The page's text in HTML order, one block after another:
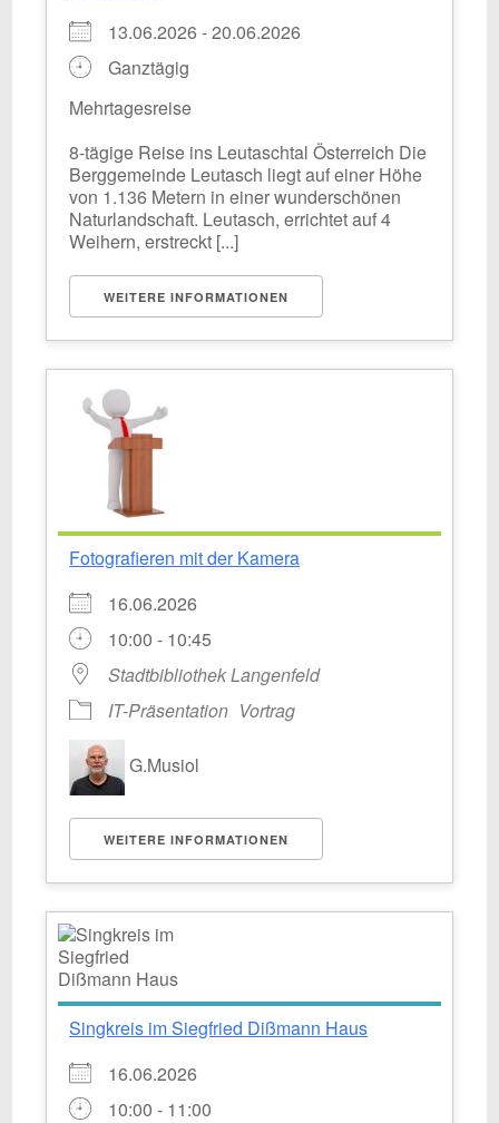
13.06.2026 - 20.06.2026
Ganztägig
Mehrtagesreise
8-tägige Reise ins Leutaschtal Österreich Die
Berggemeinde Leutasch liegt auf einer Höhe
von 1.136 Metern in einer wunderschönen
Naturlandschaft. Leutasch, errichtet auf 4
Weihern, erstreckt [...]
WEITERE INFORMATIONEN
Fotografieren mit der Kamera
16.06.2026
10:00 - 10:45
Stadtbibliothek Langenfeld
IT-Präsentation Vortrag
G.Musiol
WEITERE INFORMATIONEN
Singkreis im Siegfried Dißmann Haus
16.06.2026
10:00 - 11:00